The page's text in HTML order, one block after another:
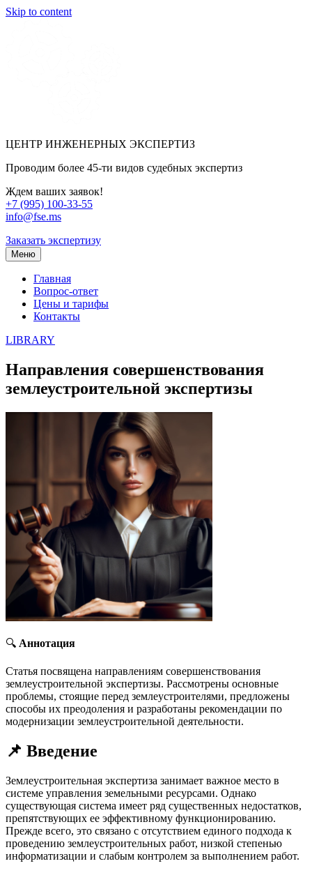
Skip to content
ЦЕНТР ИНЖЕНЕРНЫХ ЭКСПЕРТИЗ
Проводим более 45-ти видов судебных экспертиз
Ждем ваших заявок!
+7 (995) 100-33-55
info@fse.ms
Заказать экспертизу
Меню
Главная
Вопрос-ответ
Цены и тарифы
Контакты
LIBRARY
Направления совершенствования
землеустроительной экспертизы
🔍 Аннотация
Статья посвящена направлениям совершенствования
землеустроительной экспертизы. Рассмотрены основные
проблемы, стоящие перед землеустроителями, предложены
способы их преодоления и разработаны рекомендации по
модернизации землеустроительной деятельности.
📌 Введение
Землеустроительная экспертиза занимает важное место в
системе управления земельными ресурсами. Однако
существующая система имеет ряд существенных недостатков,
препятствующих ее эффективному функционированию.
Прежде всего, это связано с отсутствием единого подхода к
проведению землеустроительных работ, низкой степенью
информатизации и слабым контролем за выполнением работ.